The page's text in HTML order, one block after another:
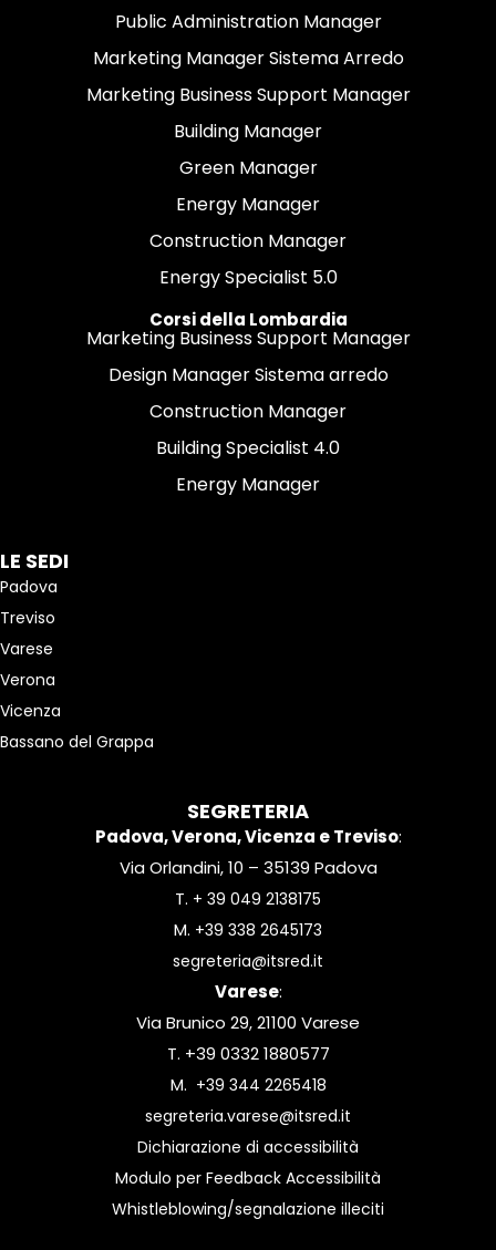
Public Administration Manager
Marketing Manager Sistema Arredo
Marketing Business Support Manager
Building Manager
Green Manager
Energy Manager
Construction Manager
Energy Specialist 5.0
Corsi della Lombardia
Marketing Business Support Manager
Design Manager Sistema arredo
Construction Manager
Building Specialist 4.0
Energy Manager
LE SEDI
Padova
Treviso
Varese
Verona
Vicenza
Bassano del Grappa
SEGRETERIA
Padova, Verona, Vicenza e Treviso:
Via Orlandini, 10 – 35139 Padova
T. + 39 049 2138175
M. +39 338 2645173
segreteria@itsred.it
Varese:
Via Brunico 29, 21100 Varese
T. +39 0332 1880577
M. +39 344 2265418
segreteria.varese@itsred.it
Dichiarazione di accessibilità
Modulo per Feedback Accessibilità
Whistleblowing/segnalazione illeciti